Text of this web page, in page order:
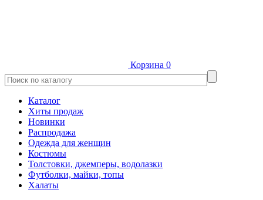
Корзина 0
Каталог
Хиты продаж
Новинки
Распродажа
Одежда для женщин
Костюмы
Толстовки, джемперы, водолазки
Футболки, майки, топы
Халаты